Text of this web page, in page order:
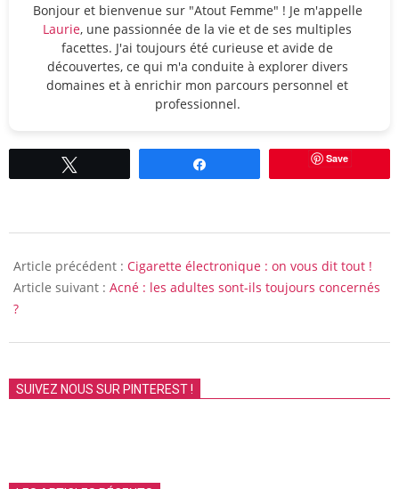
Bonjour et bienvenue sur "Atout Femme" ! Je m'appelle
Laurie, une passionnée de la vie et de ses multiples
facettes. J'ai toujours été curieuse et avide de
découvertes, ce qui m'a conduite à explorer divers
domaines et à enrichir mon parcours personnel et
professionnel.
Save
02-
04
Article précédent : Cigarette électronique : on vous dit tout !
Article suivant : Acné : les adultes sont-ils toujours concernés
?
SUIVEZ NOUS SUR PINTEREST !